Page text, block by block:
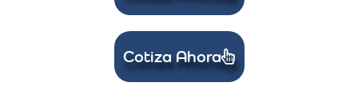
Cotiza Ahora